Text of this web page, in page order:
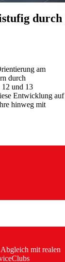
durch
am
durch
12 und 13
Entwicklung auf
hinweg mit
mit realen